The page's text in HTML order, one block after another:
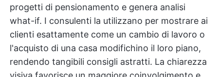
progetti di pensionamento e genera analisi
what-if. I consulenti la utilizzano per mostrare ai
clienti esattamente come un cambio di lavoro o
l'acquisto di una casa modifichino il loro piano,
rendendo tangibili consigli astratti. La chiarezza